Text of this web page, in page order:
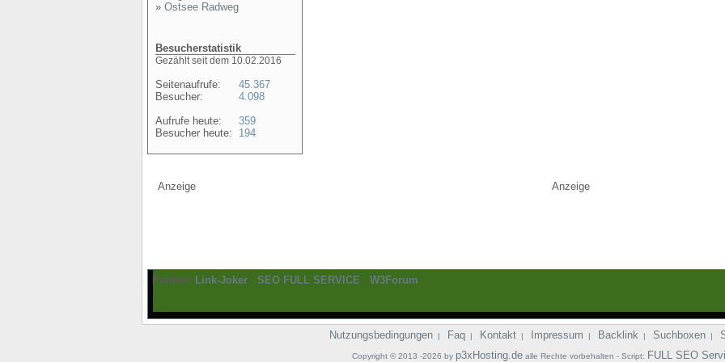
» Ostsee Radweg
Besucherstatistik
Gezählt seit dem 10.02.2016
Seitenaufrufe:
Besucher:
Aufrufe heute:
Besucher heute:
45.367
4.098
359
194
Anzeige Anzeige
Partner: Link-Joker - SEO FULL SERVICE - W3Forum
Nutzungsbedingungen | Faq | Kontakt | Impressum | Backlink | Suchboxen |
Copyright © 2013 -2026 by p3xHosting.dealle Rechte vorbehalten - Script: FULL SEO